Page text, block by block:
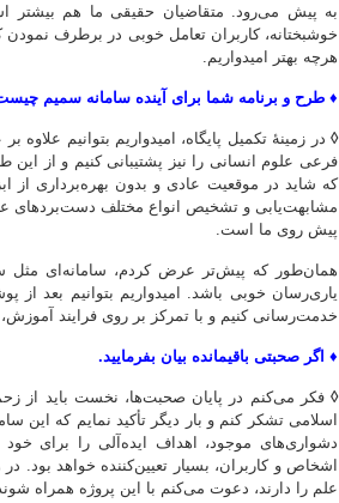
به پیش می‌رود. متقاضیان حقیقی ما هم بیشتر
خوشبختانه، کاربران تعامل خوبی در برطرف
هرچه بهتر امیدواریم.
♦ طرح و برنامه شما برای آینده سامانه سمیم
◊ در زمینۀ تکمیل پایگاه‌، امیدواریم بتوانیم
فرعی علوم انسانی را نیز پشتیبانی کنیم و از این
که شاید در موقعیت عادی و بدون بهره‌برداری از
مشابهت‌یابی و تشخیص انواع مختلف دست‌بردهای
پیش روی ما است.
همان‌طور که پیش‌تر عرض کردم، سامانه‌ای مثل
یاری‌رسان خوبی باشد. امیدواریم بتوانیم بعد از
خدمت‌رسانی کنیم و با تمرکز بر روی فرایند
♦ اگر صحبتی باقیمانده بیان بفرمایید.
◊ فکر می‌کنم در پایان صحبت‌ها، نخست باید از
اسلامی تشکر کنم و بار دیگر تأکید نمایم که این
دشواری‌های موجود، اهداف ایده‌آلی را برای
اشخاص و کاربران، بسیار تعیین‌کننده خواهد
علم را دارند، دعوت می‌کنم با این پروژه همراه